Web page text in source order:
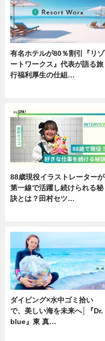
有名ホテルが80％割引『リゾ
ートワークス』代表が語る旅
行福利厚生の仕組…
88歳現役イラストレーターが
第一線で活躍し続けられる秘
訣とは？田村セツ…
ダイビング×水中ゴミ拾い
で、美しい海を未来へ│『Dr.
blue』東 真…